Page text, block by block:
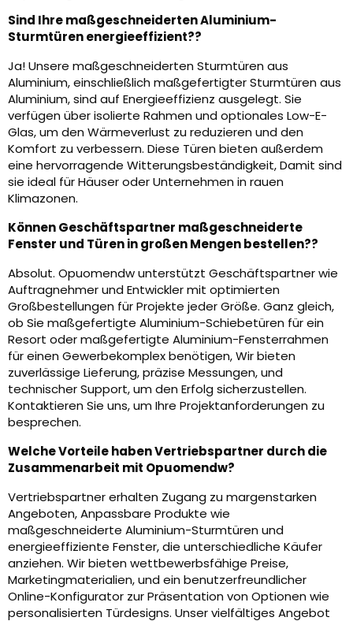
Sind Ihre maßgeschneiderten Aluminium-
Sturmtüren energieeffizient??
Ja! Unsere maßgeschneiderten Sturmtüren aus
Aluminium, einschließlich maßgefertigter Sturmtüren aus
Aluminium, sind auf Energieeffizienz ausgelegt. Sie
verfügen über isolierte Rahmen und optionales Low-E-
Glas, um den Wärmeverlust zu reduzieren und den
Komfort zu verbessern. Diese Türen bieten außerdem
eine hervorragende Witterungsbeständigkeit, Damit sind
sie ideal für Häuser oder Unternehmen in rauen
Klimazonen.
Können Geschäftspartner maßgeschneiderte
Fenster und Türen in großen Mengen bestellen??
Absolut. Opuomendw unterstützt Geschäftspartner wie
Auftragnehmer und Entwickler mit optimierten
Großbestellungen für Projekte jeder Größe. Ganz gleich,
ob Sie maßgefertigte Aluminium-Schiebetüren für ein
Resort oder maßgefertigte Aluminium-Fensterrahmen
für einen Gewerbekomplex benötigen, Wir bieten
zuverlässige Lieferung, präzise Messungen, und
technischer Support, um den Erfolg sicherzustellen.
Kontaktieren Sie uns, um Ihre Projektanforderungen zu
besprechen.
Welche Vorteile haben Vertriebspartner durch die
Zusammenarbeit mit Opuomendw?
Vertriebspartner erhalten Zugang zu margenstarken
Angeboten, Anpassbare Produkte wie
maßgeschneiderte Aluminium-Sturmtüren und
energieeffiziente Fenster, die unterschiedliche Käufer
anziehen. Wir bieten wettbewerbsfähige Preise,
Marketingmaterialien, und ein benutzerfreundlicher
Online-Konfigurator zur Präsentation von Optionen wie
personalisierten Türdesigns. Unser vielfältiges Angebot